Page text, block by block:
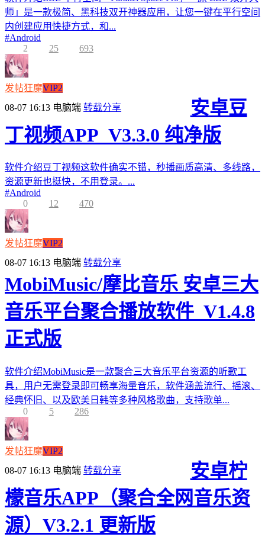
师」是一款极简、黑科技双开神器应用，让您一键在平行空间
内创建应用快捷方式，和...
#Android
2
25 693
发帖狂魔VIP2
08-07 16:13 电脑端 转载分享
安卓豆
丁视频APP_V3.3.0 纯净版
软件介绍豆丁视频这软件确实不错，秒播画质高清、多线路，
资源更新也挺快，不用登录。...
#Android
0
12 470
发帖狂魔VIP2
08-07 16:13 电脑端 转载分享
MobiMusic/摩比音乐 安卓三大
音乐平台聚合播放软件_V1.4.8
正式版
软件介绍MobiMusic是一款聚合三大音乐平台资源的听歌工
具，用户无需登录即可畅享海量音乐，软件涵盖流行、摇滚、
经典怀旧、以及欧美日韩等多种风格歌曲，支持歌单...
0
5 286
发帖狂魔VIP2
08-07 16:13 电脑端 转载分享
安卓柠
檬音乐APP（聚合全网音乐资
源）V3.2.1 更新版